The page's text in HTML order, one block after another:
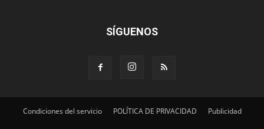
SÍGUENOS
Condiciones del servicio POLÍTICA DE PRIVACIDAD Publicidad